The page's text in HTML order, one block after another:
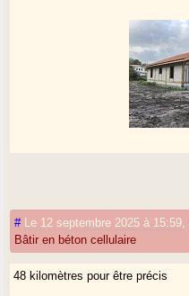
# Le 12 septembre 2025 à 15:59
Bâtir en béton cellulaire
48 kilomètres pour être précis